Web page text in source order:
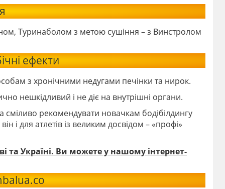
Туринаболом з метою сушіння – з Винстролом
ефекти
з хронічними недугами печінки та нирок.
нешкідливий і не діє на внутрішні органи.
рекомендувати новачкам бодібілдингу
і для атлетів із великим досвідом – «профі»
та Україні. Ви можете у нашому інтернет-